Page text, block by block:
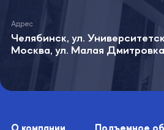
Челябинск, ул.
Москва, ул. Малая